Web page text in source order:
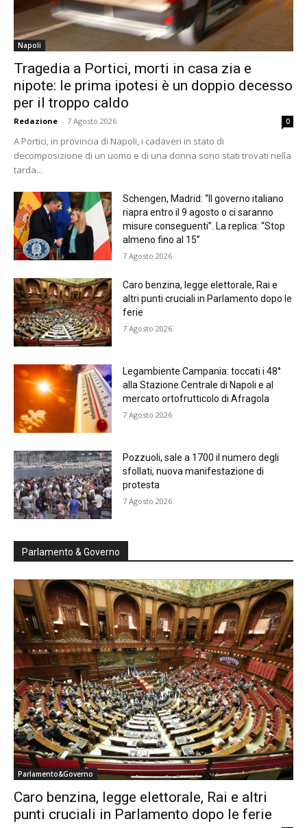
Napoli
Tragedia a Portici, morti in casa zia e
nipote: le prima ipotesi è un doppio decesso
per il troppo caldo
Redazione - 7 Agosto 2026 0
A Portici, in provincia di Napoli, i cadaveri in stato di
decomposizione di un uomo e di una donna sono stati trovati nella
tarda...
Schengen, Madrid: “Il governo italiano
riapra entro il 9 agosto o ci saranno
misure conseguenti”. La replica: “Stop
almeno fino al 15”
7 Agosto 2026
Caro benzina, legge elettorale, Rai e
altri punti cruciali in Parlamento dopo le
ferie
7 Agosto 2026
Legambiente Campania: toccati i 48°
alla Stazione Centrale di Napoli e al
mercato ortofrutticolo di Afragola
7 Agosto 2026
Pozzuoli, sale a 1700 il numero degli
sfollati, nuova manifestazione di
protesta
7 Agosto 2026
Parlamento & Governo
Parlamento&Governo
Caro benzina, legge elettorale, Rai e altri
punti cruciali in Parlamento dopo le ferie